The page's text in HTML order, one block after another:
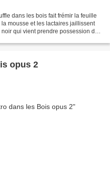
dans les bois fait frémir la feuille
mousse et les lactaires jaillissent
qui vient prendre possession de
opus 2